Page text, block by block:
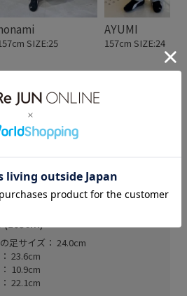
SIZE:25
AYUMI
157cm SIZE:24
で履くのがちょうど良かった
北千住
足サイズ： 24.0cm
23.6cm
10.9cm
22.1cm